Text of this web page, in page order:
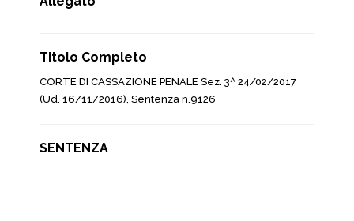
Titolo Completo
CORTE DI CASSAZIONE PENALE Sez. 3^ 24/02/2017
(Ud. 16/11/2016), Sentenza n.9126
SENTENZA